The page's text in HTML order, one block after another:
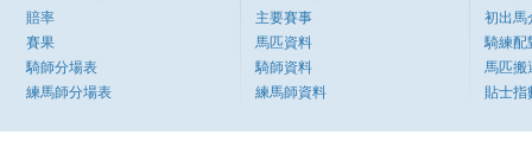
賠率
賽果
騎師分場表
練馬師分場表
主要賽事
馬匹資料
騎師資料
練馬師資料
初出馬
騎練配
馬匹搬
貼士指